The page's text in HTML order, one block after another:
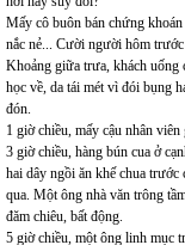
Mấy cô buôn bán chứng
nắc nẻ... Cười người hôm
Khoảng giữa trưa, khách uống
học về, da tái mét vì đói bụng
đón.
1 giờ chiều, mấy cậu nhân
3 giờ chiều, hàng bún cua ở
hai dây ngồi ăn khế chua
qua. Một ông nhà văn trông
đăm chiêu, bất động.
5 giờ chiều, một ông linh mục